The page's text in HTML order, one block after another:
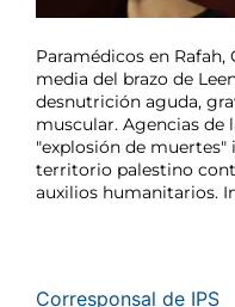
Paramédicos en
media del brazo de
desnutrición aguda,
muscular. Agencias de
"explosión de muertes"
territorio palestino
auxilios humanitarios.
Corresponsal de IPS